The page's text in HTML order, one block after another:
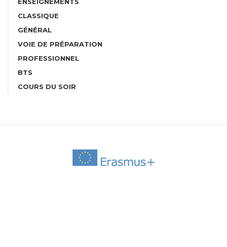
CLASSIQUE
GÉNÉRAL
VOIE DE PRÉPARATION
PROFESSIONNEL
BTS
COURS DU SOIR